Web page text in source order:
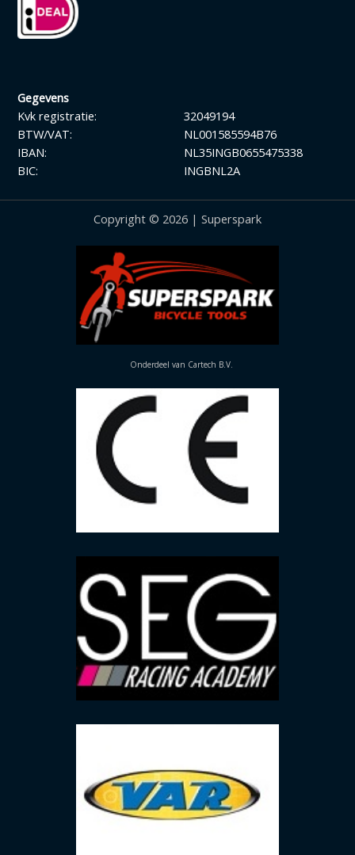
Gegevens
Kvk registratie:
BTW/VAT:
IBAN:
BIC:
32049194
NL001585594B76
NL35INGB0655475338
INGBNL2A
Copyright © 2026 | Superspark
Onderdeel van Cartech B.V.